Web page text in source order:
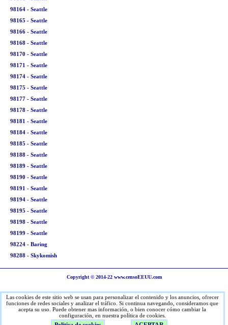
98164 - Seattle
98165 - Seattle
98166 - Seattle
98168 - Seattle
98170 - Seattle
98171 - Seattle
98174 - Seattle
98175 - Seattle
98177 - Seattle
98178 - Seattle
98181 - Seattle
98184 - Seattle
98185 - Seattle
98188 - Seattle
98189 - Seattle
98190 - Seattle
98191 - Seattle
98194 - Seattle
98195 - Seattle
98198 - Seattle
98199 - Seattle
98224 - Baring
98288 - Skykomish
Copyright © 2014-22 www.censoEEUU.com
Las cookies de este sitio web se usan para personalizar el contenido y los anuncios, ofrecer
funciones de redes sociales y analizar el tráfico. Si continua navegando, consideramos que
acepta su uso. Puede obtener mas información, o bien conocer cómo cambiar la
configuración, en nuestra política de cookies.